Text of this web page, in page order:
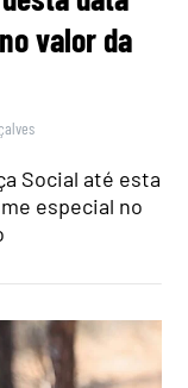
valor da
Social até esta
especial no